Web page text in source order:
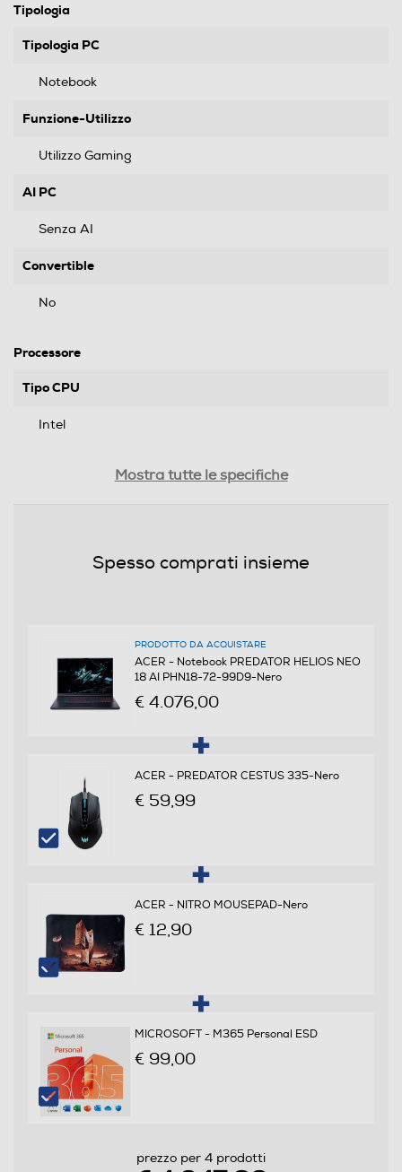
Tipologia
Tipologia PC
Notebook
Funzione-Utilizzo
Utilizzo Gaming
AI PC
Senza AI
Convertible
No
Processore
Tipo CPU
Intel
Intel® Core Ultra 9
Nome Processore
NPU (Tops)
Velocità del processore in GHz
2,7
Velocità clock Turbo (Ghz)
Cache di secondo livello-MB
36
Mostra tutte le specifiche
Spesso comprati insieme
PRODOTTO DA ACQUISTARE
ACER - Notebook PREDATOR HELIOS NEO
18 AI PHN18-72-99D9-Nero
€ 4.076,00
ACER - PREDATOR CESTUS 335-Nero
€ 59,99
ACER - NITRO MOUSEPAD-Nero
€ 12,90
MICROSOFT - M365 Personal ESD
€ 99,00
prezzo per 4 prodotti